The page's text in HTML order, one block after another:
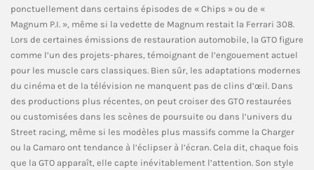
ponctuellement dans certains épisodes de « Chips » ou de «
Magnum P.I. », même si la vedette de Magnum restait la Ferrari 308.
Lors de certaines émissions de restauration automobile, la GTO figure
comme l’un des projets-phares, témoignant de l’engouement actuel
pour les muscle cars classiques. Bien sûr, les adaptations modernes
du cinéma et de la télévision ne manquent pas de clins d’œil. Dans
des productions plus récentes, on peut croiser des GTO restaurées
ou customisées dans les scènes de poursuite ou dans l’univers du
Street racing, même si les modèles plus massifs comme la Charger
ou la Camaro ont tendance à l’éclipser à l’écran. Cela dit, chaque fois
que la GTO apparaît, elle capte inévitablement l’attention. Son style